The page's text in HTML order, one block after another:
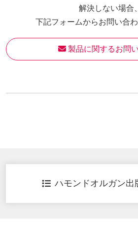
解決しない場合、
下記フォームからお問い合わ
製品に関するお問
ハモンドオルガン出